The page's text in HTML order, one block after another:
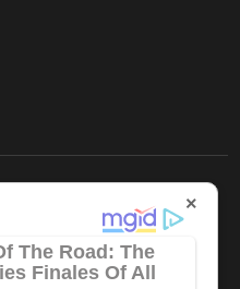
×